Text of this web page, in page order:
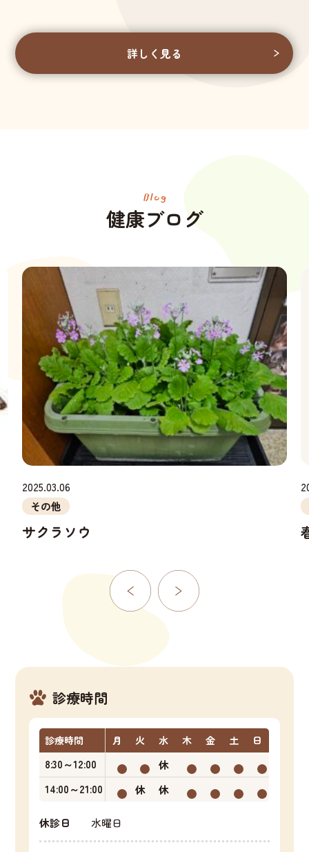
詳しく見る
Blog
健康ブログ
2025.03.06
その他
サクラソウ
診療時間
診療時間 月 火 水 木 金 土 日
8:30～12:00
休
14:00～21:00
休 休
休診日 水曜日